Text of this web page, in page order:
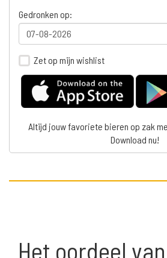
Gedronken op:
Zet op mijn wishlist
Altijd jouw favoriete bieren op zak
Download nu!
Het oordeel